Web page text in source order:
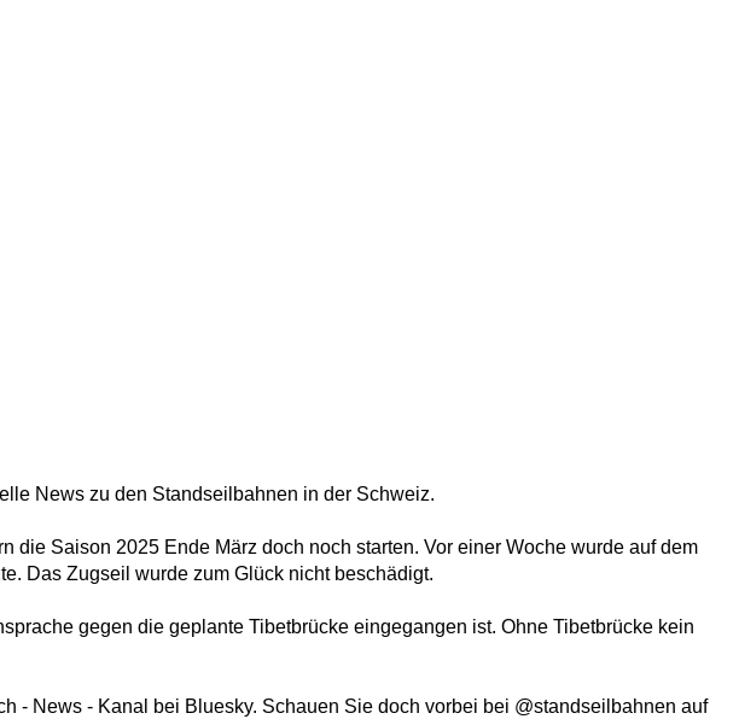
News zu den Standseilbahnen in der Schweiz.
die Saison 2025 Ende März doch noch starten. Vor einer Woche wurde auf dem
Das Zugseil wurde zum Glück nicht beschädigt.
gegen die geplante Tibetbrücke eingegangen ist. Ohne Tibetbrücke kein
- News - Kanal bei Bluesky. Schauen Sie doch vorbei bei @standseilbahnen auf